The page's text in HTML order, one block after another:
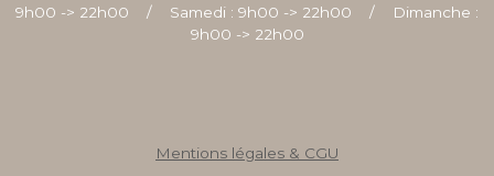
9h00 -> 22h00 / Samedi : 9h00 -> 22h00 /
Dimanche :
9h00 -> 22h00
Mentions légales & CGU